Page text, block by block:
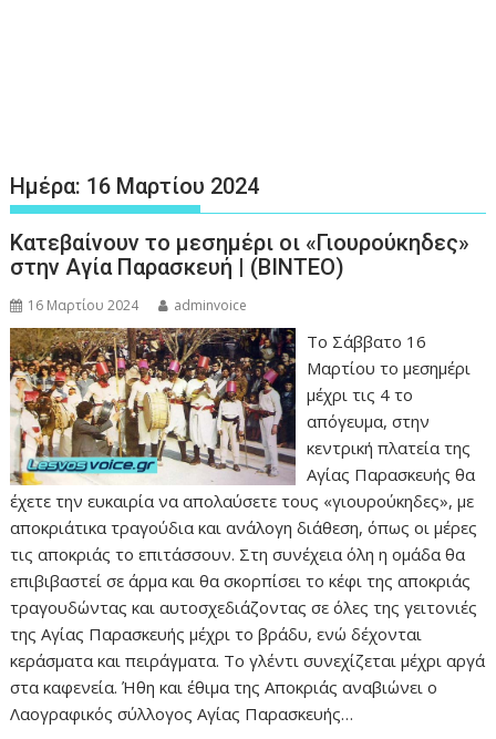
Ημέρα: 16 Μαρτίου 2024
Κατεβαίνουν το μεσημέρι οι «Γιουρούκηδες»
στην Αγία Παρασκευή | (ΒΙΝΤΕΟ)
16 Μαρτίου 2024 adminvoice
Το Σάββατο 16
Μαρτίου το μεσημέρι
μέχρι τις 4 το
απόγευμα, στην
κεντρική πλατεία της
Αγίας Παρασκευής θα
έχετε την ευκαιρία να απολαύσετε τους «γιουρούκηδες», με
αποκριάτικα τραγούδια και ανάλογη διάθεση, όπως οι μέρες
τις αποκριάς το επιτάσσουν. Στη συνέχεια όλη η ομάδα θα
επιβιβαστεί σε άρμα και θα σκορπίσει το κέφι της αποκριάς
τραγουδώντας και αυτοσχεδιάζοντας σε όλες της γειτονιές
της Αγίας Παρασκευής μέχρι το βράδυ, ενώ δέχονται
κεράσματα και πειράγματα. Το γλέντι συνεχίζεται μέχρι αργά
στα καφενεία. Ήθη και έθιμα της Αποκριάς αναβιώνει ο
Λαογραφικός σύλλογος Αγίας Παρασκευής…